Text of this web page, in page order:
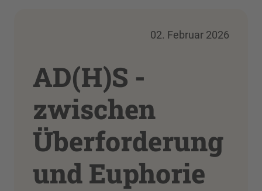
02. Februar 2026
AD(H)S -
zwischen
Überforderung
und Euphorie